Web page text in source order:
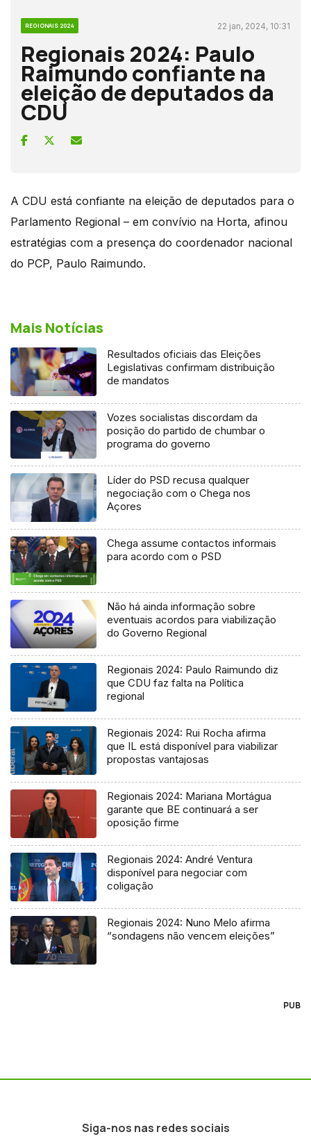
REGIONAIS 2024 22 jan, 2024, 10:31
Regionais 2024: Paulo
Raimundo confiante na
eleição de deputados da
CDU
A CDU está confiante na eleição de deputados para o
Parlamento Regional – em convívio na Horta, afinou
estratégias com a presença do coordenador nacional
do PCP, Paulo Raimundo.
Mais Notícias
Resultados oficiais das Eleições
Legislativas confirmam distribuição
de mandatos
Vozes socialistas discordam da
posição do partido de chumbar o
programa do governo
Líder do PSD recusa qualquer
negociação com o Chega nos
Açores
Chega assume contactos informais
para acordo com o PSD
Não há ainda informação sobre
eventuais acordos para viabilização
do Governo Regional
Regionais 2024: Paulo Raimundo diz
que CDU faz falta na Política
regional
Regionais 2024: Rui Rocha afirma
que IL está disponível para viabilizar
propostas vantajosas
Regionais 2024: Mariana Mortágua
garante que BE continuará a ser
oposição firme
Regionais 2024: André Ventura
disponível para negociar com
coligação
Regionais 2024: Nuno Melo afirma
“sondagens não vencem eleições”
PUB
Siga-nos nas redes sociais